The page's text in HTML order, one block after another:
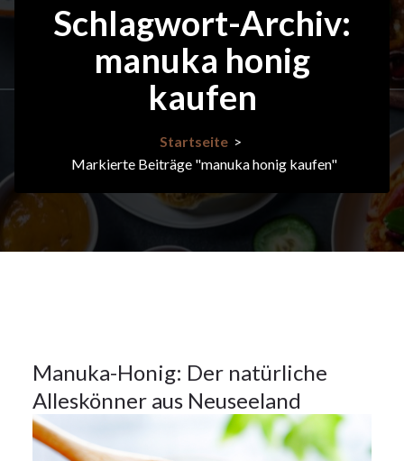
Schlagwort-Archiv:
manuka honig
kaufen
Startseite >
Markierte Beiträge "manuka honig kaufen"
20
NOV.
2024
Manuka-Honig: Der natürliche
Alleskönner aus Neuseeland